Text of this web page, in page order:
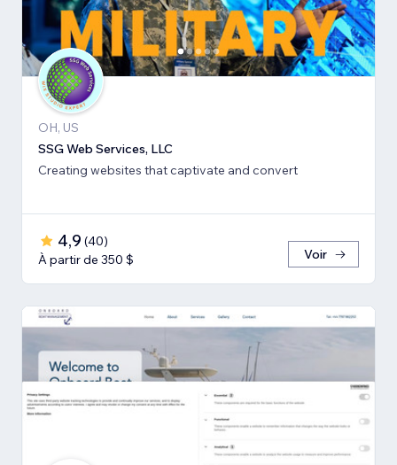
OH, US
SSG Web Services, LLC
Creating websites that captivate and convert
4,9 (40)
À partir de 350 $
Voir